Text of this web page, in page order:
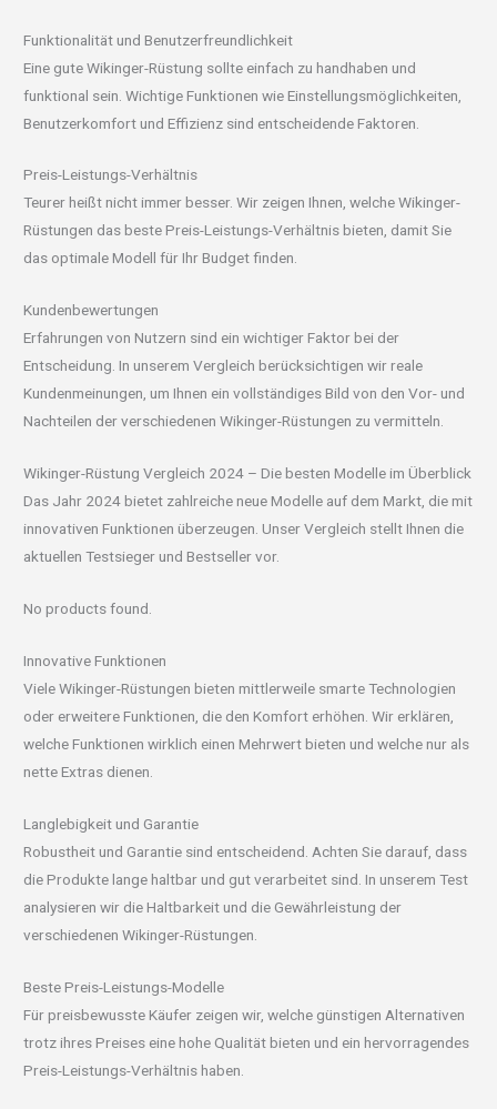
Funktionalität und Benutzerfreundlichkeit
Eine gute Wikinger-Rüstung sollte einfach zu handhaben und
funktional sein. Wichtige Funktionen wie Einstellungsmöglichkeiten,
Benutzerkomfort und Effizienz sind entscheidende Faktoren.
Preis-Leistungs-Verhältnis
Teurer heißt nicht immer besser. Wir zeigen Ihnen, welche Wikinger-
Rüstungen das beste Preis-Leistungs-Verhältnis bieten, damit Sie
das optimale Modell für Ihr Budget finden.
Kundenbewertungen
Erfahrungen von Nutzern sind ein wichtiger Faktor bei der
Entscheidung. In unserem Vergleich berücksichtigen wir reale
Kundenmeinungen, um Ihnen ein vollständiges Bild von den Vor- und
Nachteilen der verschiedenen Wikinger-Rüstungen zu vermitteln.
Wikinger-Rüstung Vergleich 2024 – Die besten Modelle im Überblick
Das Jahr 2024 bietet zahlreiche neue Modelle auf dem Markt, die mit
innovativen Funktionen überzeugen. Unser Vergleich stellt Ihnen die
aktuellen Testsieger und Bestseller vor.
No products found.
Innovative Funktionen
Viele Wikinger-Rüstungen bieten mittlerweile smarte Technologien
oder erweitere Funktionen, die den Komfort erhöhen. Wir erklären,
welche Funktionen wirklich einen Mehrwert bieten und welche nur als
nette Extras dienen.
Langlebigkeit und Garantie
Robustheit und Garantie sind entscheidend. Achten Sie darauf, dass
die Produkte lange haltbar und gut verarbeitet sind. In unserem Test
analysieren wir die Haltbarkeit und die Gewährleistung der
verschiedenen Wikinger-Rüstungen.
Beste Preis-Leistungs-Modelle
Für preisbewusste Käufer zeigen wir, welche günstigen Alternativen
trotz ihres Preises eine hohe Qualität bieten und ein hervorragendes
Preis-Leistungs-Verhältnis haben.